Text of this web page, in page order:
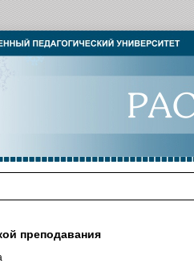
преподавания